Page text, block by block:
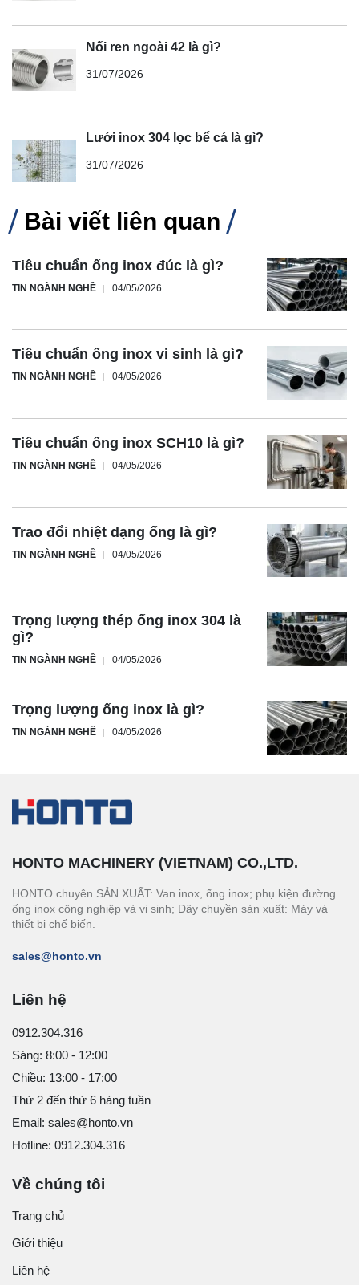
Nối ren ngoài 42 là gì?
31/07/2026
Lưới inox 304 lọc bể cá là gì?
31/07/2026
Bài viết liên quan
Tiêu chuẩn ống inox đúc là gì?
TIN NGÀNH NGHỀ 04/05/2026
Tiêu chuẩn ống inox vi sinh là gì?
TIN NGÀNH NGHỀ 04/05/2026
Tiêu chuẩn ống inox SCH10 là gì?
TIN NGÀNH NGHỀ 04/05/2026
Trao đổi nhiệt dạng ống là gì?
TIN NGÀNH NGHỀ 04/05/2026
Trọng lượng thép ống inox 304 là
gì?
TIN NGÀNH NGHỀ 04/05/2026
Trọng lượng ống inox là gì?
TIN NGÀNH NGHỀ 04/05/2026
HONTO MACHINERY (VIETNAM) CO.,LTD.
HONTO chuyên SẢN XUẤT: Van inox, ống inox; phụ kiện đường
ống inox công nghiệp và vi sinh; Dây chuyền sản xuất: Máy và
thiết bị chế biến.
sales@honto.vn
Liên hệ
0912.304.316
Sáng: 8:00 - 12:00
Chiều: 13:00 - 17:00
Thứ 2 đến thứ 6 hàng tuần
Email: sales@honto.vn
Hotline: 0912.304.316
Về chúng tôi
Trang chủ
Giới thiệu
Liên hệ